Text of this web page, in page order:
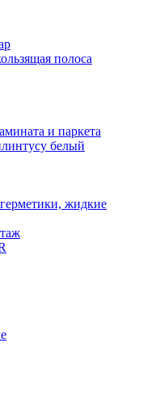
полоса
и паркета
белый
жидкие